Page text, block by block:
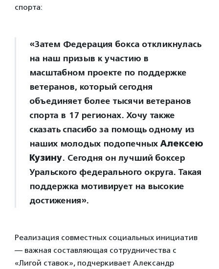
спорта:
«Затем Федерация бокса откликнулась
на наш призыв к участию в
масштабном проекте по поддержке
ветеранов, который сегодня
объединяет более тысячи ветеранов
спорта в 17 регионах. Хочу также
сказать спасибо за помощь одному из
наших молодых подопечных Алексею
Кузину. Сегодня он лучший боксер
Уральского федерального округа. Такая
поддержка мотивирует на высокие
достижения».
Реализация совместных социальных инициатив
— важная составляющая сотрудничества с
«Лигой ставок», подчеркивает Александр